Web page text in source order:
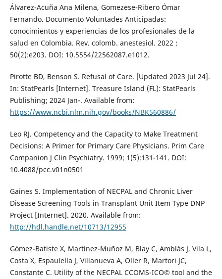
Álvarez-Acuña Ana Milena, Gomezese-Ribero Ómar
Fernando. Documento Voluntades Anticipadas:
conocimientos y experiencias de los profesionales de la
salud en Colombia. Rev. colomb. anestesiol. 2022 ;
50(2):e203. DOI: 10.5554/22562087.e1012.
Pirotte BD, Benson S. Refusal of Care. [Updated 2023 Jul 24].
In: StatPearls [Internet]. Treasure Island (FL): StatPearls
Publishing; 2024 Jan-. Available from:
https://www.ncbi.nlm.nih.gov/books/NBK560886/
Leo RJ. Competency and the Capacity to Make Treatment
Decisions: A Primer for Primary Care Physicians. Prim Care
Companion J Clin Psychiatry. 1999; 1(5):131-141. DOI:
10.4088/pcc.v01n0501
Gaines S. Implementation of NECPAL and Chronic Liver
Disease Screening Tools in Transplant Unit Item Type DNP
Project [Internet]. 2020. Available from:
http://hdl.handle.net/10713/12955
Gómez-Batiste X, Martínez-Muñoz M, Blay C, Amblàs J, Vila L,
Costa X, Espaulella J, Villanueva A, Oller R, Martori JC,
Constante C. Utility of the NECPAL CCOMS-ICO© tool and the